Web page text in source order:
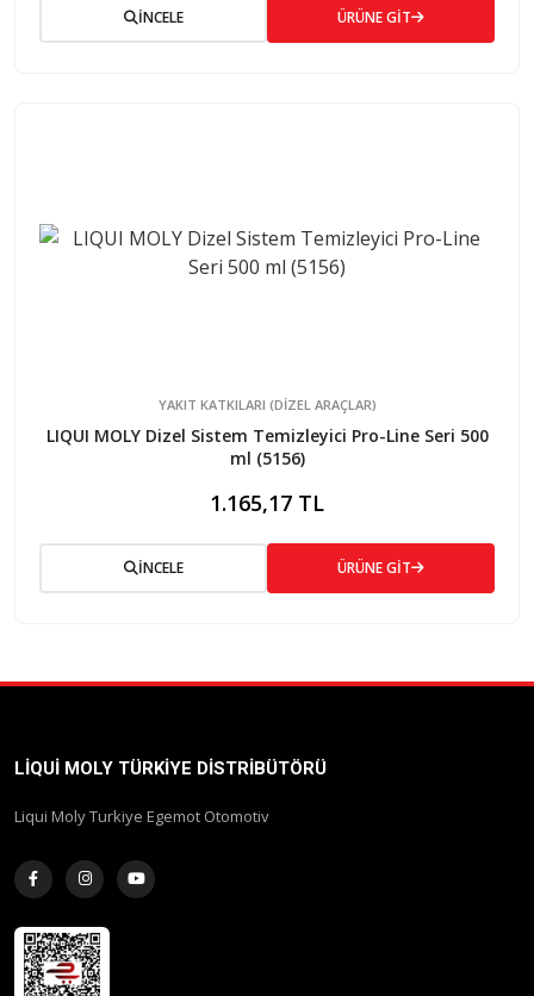
İNCELE ÜRÜNE GİT
YAKIT KATKILARI (DIZEL ARAÇLAR)
LIQUI MOLY Dizel Sistem Temizleyici Pro-Line Seri 500
ml (5156)
1.165,17 TL
İNCELE ÜRÜNE GİT
LIQUI MOLY TÜRKIYE DISTRIBÜTÖRÜ
Liqui Moly Turkiye Egemot Otomotiv